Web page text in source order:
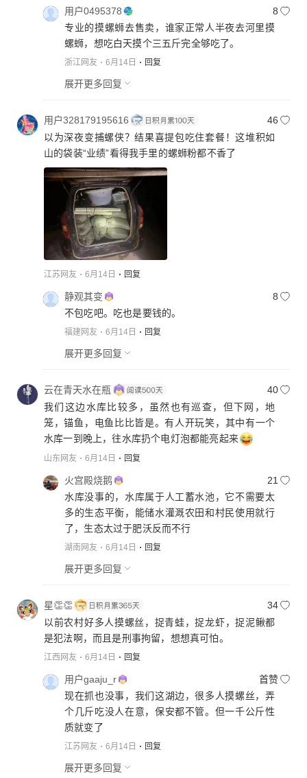
用户0495378
8
专业的摸螺蛳去售卖，谁家正常人半夜去河里摸
螺蛳，想吃白天摸个三五斤完全够吃了。
浙江网友 6月14日 回复
展开更多回复
用户328179195616
46
以为深夜变捕螺侠？结果喜提包吃住套餐！这堆积如
山的袋装“业绩”看得我手里的螺蛳粉都不香了
江苏网友 6月14日 回复
静观其变
8
不包吃吧。吃也是要钱的。
福建网友 6月14日 回复
展开更多回复
云在青天水在瓶
40
我们这边水库比较多，虽然也有巡查，但下网，地
笼，锚鱼，电鱼比比皆是。有人开玩笑，其中有一个
水库一到晚上，往水库扔个电灯泡都能亮起来
山东网友 6月14日 回复
火宫殿烧鹅
21
水库没事的，水库属于人工蓄水池，它不需要太
多的生态平衡，能储水灌溉农田和村民使用就行
了，生态太过于肥沃反而不行
湖南网友 6月14日 回复
展开更多回复
星👏👏
34
以前农村好多人摸螺丝，捉青蛙，捉龙虾，捉泥鳅都
是犯法啊，而且是刑事拘留，想想真可怕。
江西网友 6月14日 回复
用户gaaju_r
首赞
现在抓也没事，我们这湖边，很多人摸螺丝，弄
个几斤吃没人在意，保安都不管。但一千公斤性
质就变了
江苏网友 6月14日 回复
展开更多回复